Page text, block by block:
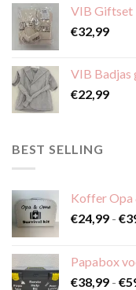
VIB Giftset
€32,99
VIB Badjas
€22,99
BEST SELLING
Koffer Opa
€24,99 - €
Papabox
€38,99 - €